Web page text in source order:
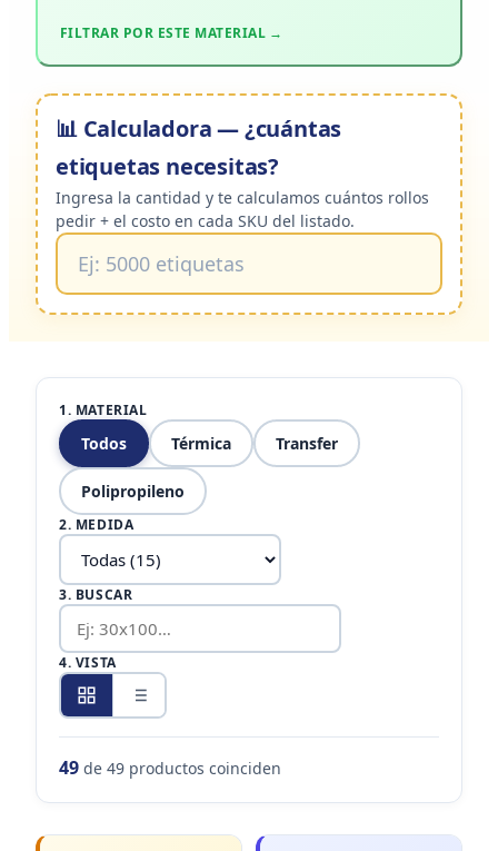
FILTRAR POR ESTE MATERIAL →
📊 Calculadora — ¿cuántas
etiquetas necesitas?
Ingresa la cantidad y te calculamos cuántos rollos
pedir + el costo en cada SKU del listado.
1. MATERIAL
Todos Térmica Transfer
Polipropileno
2. MEDIDA
3. BUSCAR
4. VISTA
49 de 49 productos coinciden